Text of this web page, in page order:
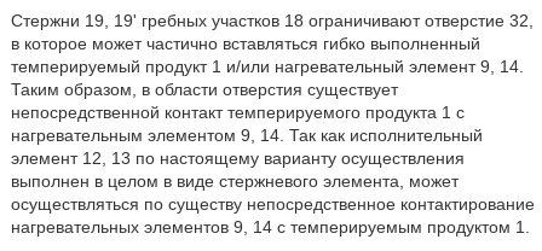
Стержни 19, 19' гребных участков 18 ограничивают отверстие 32,
в которое может частично вставляться гибко выполненный
темперируемый продукт 1 и/или нагревательный элемент 9, 14.
Таким образом, в области отверстия существует
непосредственной контакт темперируемого продукта 1 с
нагревательным элементом 9, 14. Так как исполнительный
элемент 12, 13 по настоящему варианту осуществления
выполнен в целом в виде стержневого элемента, может
осуществляться по существу непосредственное контактирование
нагревательных элементов 9, 14 с темперируемым продуктом 1.